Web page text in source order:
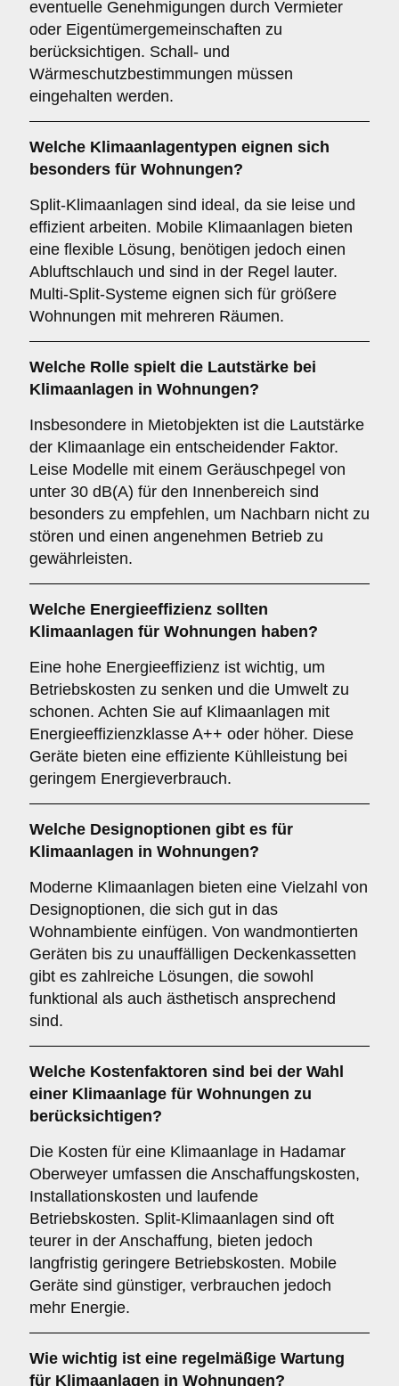
eventuelle Genehmigungen durch Vermieter
oder Eigentümergemeinschaften zu
berücksichtigen. Schall- und
Wärmeschutzbestimmungen müssen
eingehalten werden.
Welche Klimaanlagentypen eignen sich
besonders für Wohnungen?
Split-Klimaanlagen sind ideal, da sie leise und
effizient arbeiten. Mobile Klimaanlagen bieten
eine flexible Lösung, benötigen jedoch einen
Abluftschlauch und sind in der Regel lauter.
Multi-Split-Systeme eignen sich für größere
Wohnungen mit mehreren Räumen.
Welche Rolle spielt die Lautstärke bei
Klimaanlagen in Wohnungen?
Insbesondere in Mietobjekten ist die Lautstärke
der Klimaanlage ein entscheidender Faktor.
Leise Modelle mit einem Geräuschpegel von
unter 30 dB(A) für den Innenbereich sind
besonders zu empfehlen, um Nachbarn nicht zu
stören und einen angenehmen Betrieb zu
gewährleisten.
Welche Energieeffizienz sollten
Klimaanlagen für Wohnungen haben?
Eine hohe Energieeffizienz ist wichtig, um
Betriebskosten zu senken und die Umwelt zu
schonen. Achten Sie auf Klimaanlagen mit
Energieeffizienzklasse A++ oder höher. Diese
Geräte bieten eine effiziente Kühlleistung bei
geringem Energieverbrauch.
Welche Designoptionen gibt es für
Klimaanlagen in Wohnungen?
Moderne Klimaanlagen bieten eine Vielzahl von
Designoptionen, die sich gut in das
Wohnambiente einfügen. Von wandmontierten
Geräten bis zu unauffälligen Deckenkassetten
gibt es zahlreiche Lösungen, die sowohl
funktional als auch ästhetisch ansprechend
sind.
Welche Kostenfaktoren sind bei der Wahl
einer Klimaanlage für Wohnungen zu
berücksichtigen?
Die Kosten für eine Klimaanlage in Hadamar
Oberweyer umfassen die Anschaffungskosten,
Installationskosten und laufende
Betriebskosten. Split-Klimaanlagen sind oft
teurer in der Anschaffung, bieten jedoch
langfristig geringere Betriebskosten. Mobile
Geräte sind günstiger, verbrauchen jedoch
mehr Energie.
Wie wichtig ist eine regelmäßige Wartung
für Klimaanlagen in Wohnungen?